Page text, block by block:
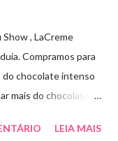
, LaCreme
Compramos para
do chocolate intenso
mais do chocolate
Preço R$19,99 .
LEIA MAIS